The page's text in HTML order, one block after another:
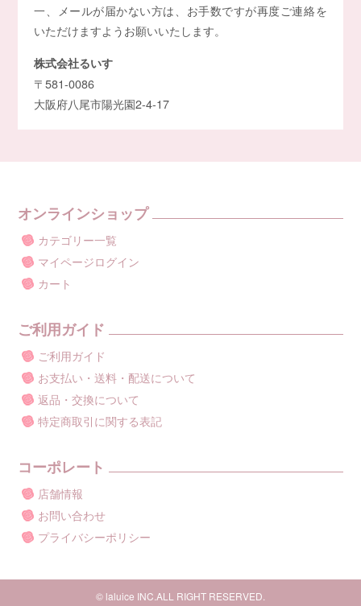
一、メールが届かない方は、お手数ですが再度ご連絡を
いただけますようお願いいたします。
株式会社るいす
〒581-0086
大阪府八尾市陽光園2-4-17
オンラインショップ
カテゴリー一覧
マイページログイン
カート
ご利用ガイド
ご利用ガイド
お支払い・送料・配送について
返品・交換について
特定商取引に関する表記
コーポレート
店舗情報
お問い合わせ
プライバシーポリシー
© laluice INC.ALL RIGHT RESERVED.